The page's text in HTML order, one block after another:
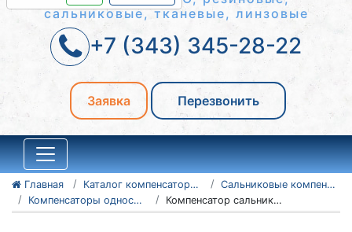
сальниковые, тканевые, линзовые
+7 (343) 345-28-22
Заявка Перезвонить
Главная Каталог компенсаторов
Сальниковые компенсаторы
Компенсаторы односторонние - серия 5.903-13
Компенсатор сальниковый 150-25-TC-579-02